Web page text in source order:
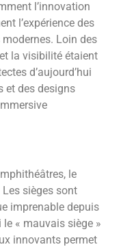
l’innovation
l’expérience des
Loin des
la visibilité étaient
d’aujourd’hui
et des designs
le
sièges sont
imprenable depuis
« mauvais siège »
innovants permet